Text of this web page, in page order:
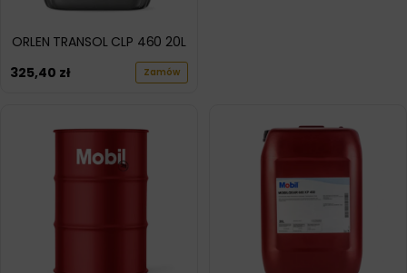
ORLEN TRANSOL CLP 460 20L
325,40 zł Zamów